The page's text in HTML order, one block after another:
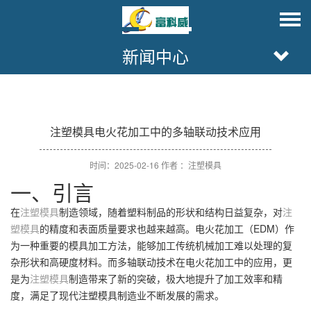
新闻中心
注塑模具电火花加工中的多轴联动技术应用
时间：2025-02-16 作者 ：注塑模具
一、引言
在注塑模具制造领域，随着塑料制品的形状和结构日益复杂，对注
塑模具的精度和表面质量要求也越来越高。电火花加工（EDM）作
为一种重要的模具加工方法，能够加工传统机械加工难以处理的复
杂形状和高硬度材料。而多轴联动技术在电火花加工中的应用，更
是为注塑模具制造带来了新的突破，极大地提升了加工效率和精
度，满足了现代注塑模具制造业不断发展的需求。